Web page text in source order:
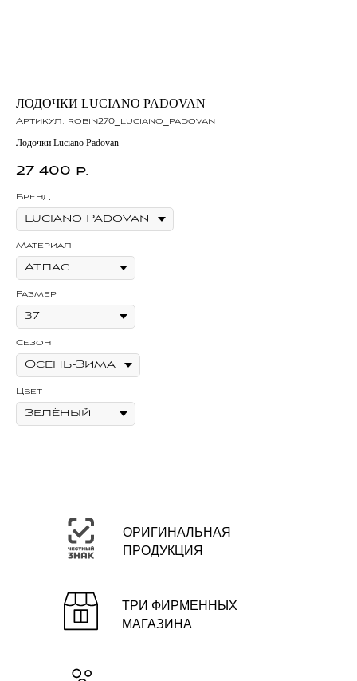
ЛОДОЧКИ LUCIANO PADOVAN
Артикул: robin270_luciano_padovan
Лодочки Luciano Padovan
27 400 р.
Бренд
Материал
Размер
Сезон
Цвет
ОРИГИНАЛЬНАЯ
ПРОДУКЦИЯ
ТРИ ФИРМЕННЫХ
МАГАЗИНА